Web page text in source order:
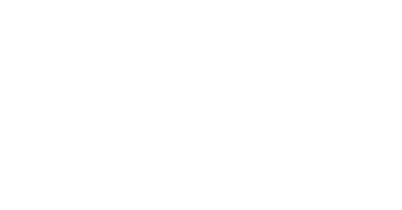
reduzieren.
um die Anzahl zu erhöhen oder zu reduzieren.